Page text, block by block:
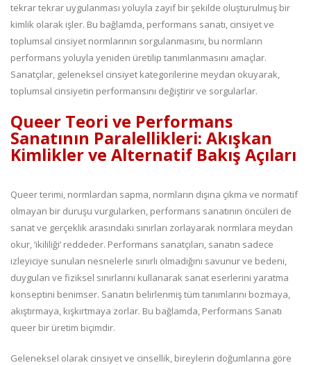
tekrar tekrar uygulanması yoluyla zayıf bir şekilde oluşturulmuş bir
kimlik olarak işler. Bu bağlamda, performans sanatı, cinsiyet ve
toplumsal cinsiyet normlarının sorgulanmasını, bu normların
performans yoluyla yeniden üretilip tanımlanmasını amaçlar.
Sanatçılar, geleneksel cinsiyet kategorilerine meydan okuyarak,
toplumsal cinsiyetin performansını değiştirir ve sorgularlar.
Queer Teori ve Performans
Sanatının Paralellikleri: Akışkan
Kimlikler ve Alternatif Bakış Açıları
Queer terimi, normlardan sapma, normların dışına çıkma ve normatif
olmayan bir duruşu vurgularken, performans sanatının öncüleri de
sanat ve gerçeklik arasındaki sınırları zorlayarak normlara meydan
okur, ‘ikililiği’ reddeder. Performans sanatçıları, sanatın sadece
izleyiciye sunulan nesnelerle sınırlı olmadığını savunur ve bedeni,
duyguları ve fiziksel sınırlarını kullanarak sanat eserlerini yaratma
konseptini benimser. Sanatın belirlenmiş tüm tanımlarını bozmaya,
akıştırmaya, kışkırtmaya zorlar. Bu bağlamda, Performans Sanatı
queer bir üretim biçimdir.
Geleneksel olarak cinsiyet ve cinsellik, bireylerin doğumlarına göre